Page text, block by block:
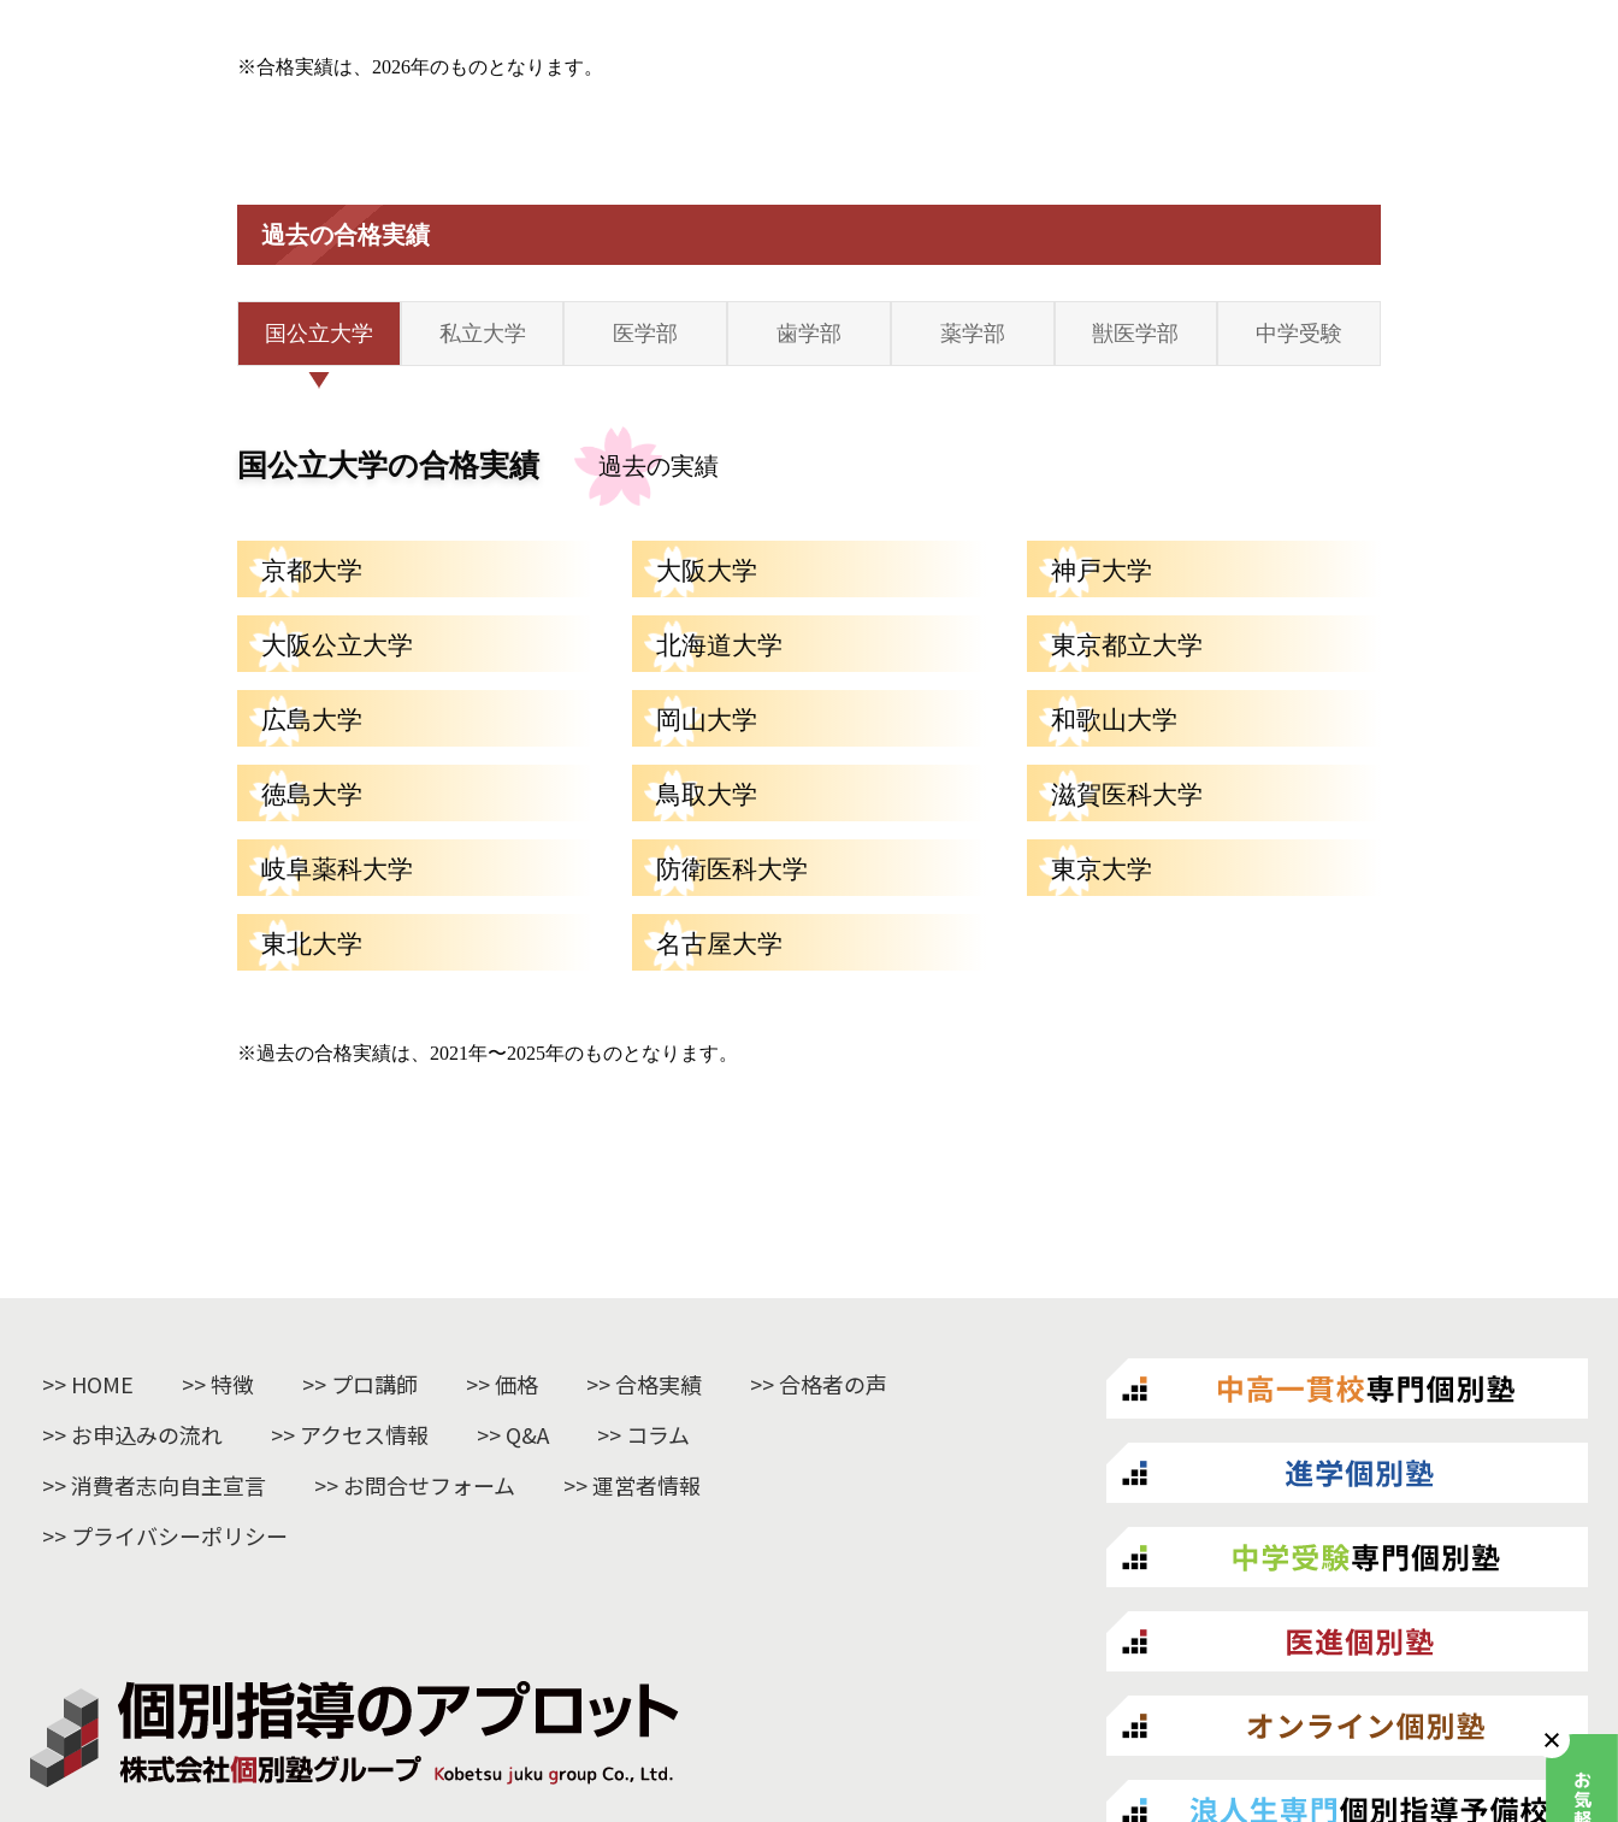
※合格実績は、2026年のものとなります。
過去の合格実績
国公立大学 私立大学 医学部 歯学部 薬学部 獣医学部 中学受験
国公立大学の合格実績 過去の実績
京都大学 大阪大学 神戸大学
大阪公立大学 北海道大学 東京都立大学
広島大学 岡山大学 和歌山大学
徳島大学 鳥取大学 滋賀医科大学
岐阜薬科大学 防衛医科大学 東京大学
東北大学 名古屋大学
※過去の合格実績は、2021年〜2025年のものとなります。
HOME 特徴 プロ講師 価格 合格実績
合格者の声
お申込みの流れ
アクセス情報 Q&A
コラム
消費者志向自主宣言
お問合せフォーム
運営者情報
プライバシーポリシー